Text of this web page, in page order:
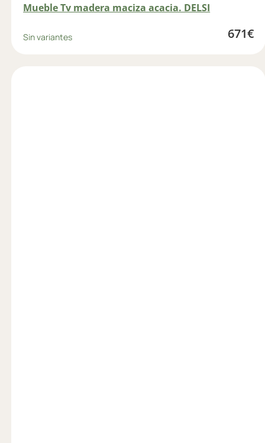
Mueble Tv madera maciza acacia. DELSI
Sin variantes 671€